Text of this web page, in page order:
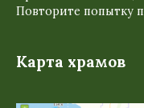
Повторите попытку
Карта храмов